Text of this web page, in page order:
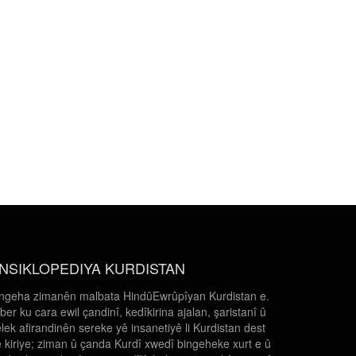
KURDISTAN
zimanên malbata HindûEwrûpîyan Kurdistan e.
ku cara ewil çandinî, kedîkirina ajalan, şaristanî û
afirandinên sereke yê insanetiyê li Kurdistan dest
kiriye; ziman û çanda Kurdî xwedî bingeheke xurt e û